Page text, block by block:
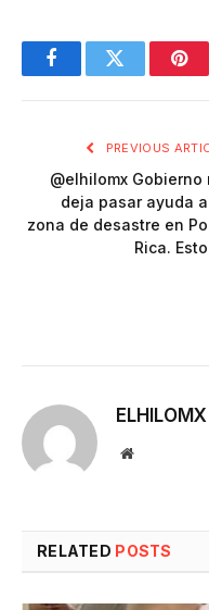
FacebookTwitter
PREVIOUS
@elhilomx Gobierno
deja pasar ayuda
zona de desastre en
Rica.
ELHILOMX
Website
RELATED POSTS